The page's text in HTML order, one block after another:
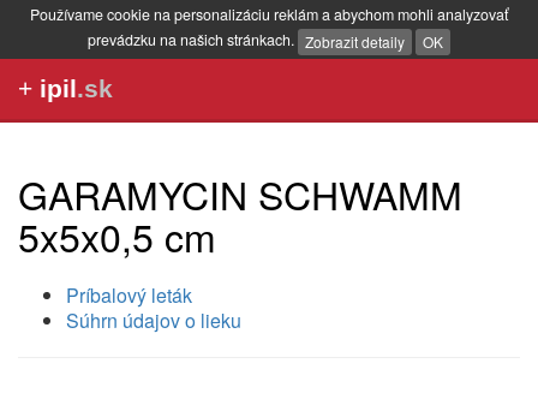
Používame cookie na personalizáciu reklám a abychom mohli analyzovať
prevádzku na našich stránkach. Zobrazit detaily OK
+ ipil.sk
GARAMYCIN SCHWAMM
5x5x0,5 cm
Príbalový leták
Súhrn údajov o lieku